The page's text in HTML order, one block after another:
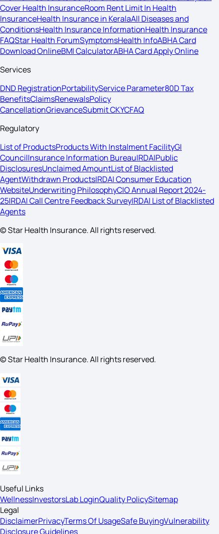
Cover Health InsuranceRoom Rent Limit In Health
InsuranceHealth Insurance in KeralaAll Diseases and
ConditionsHealth Insurance InformationHealth Insurance
FAQStar Health ForumSymptomsHealth InfoABHA Card
Download OnlineBMI CalculatorABHA Card Apply Online
Services
DND RegistrationPortabilityService Parameter80D Tax
BenefitsClaimsRenewalsPolicy
CancellationGrievanceSubmit CKYCFAQ
Regulatory
List of ProductsProducts With Instalment FacilityGI
CouncilInsurance Information BureauIRDAIPublic
DisclosuresUnclaimed AmountList of Blacklisted
AgentWithdrawn ProductsIRDAI Consumer Education
WebsiteUnderwriting PhilosophyCIO Annual Report 2024-
25IRDAI Call Centre Feedback SurveyIRDAI List of Blacklisted
Agents
© Star Health Insurance. All rights reserved.
© Star Health Insurance. All rights reserved.
Useful Links
WellnessInvestorsLab LoginQuality PolicySitemap
Legal
DisclaimerPrivacyTerms Of UsageSafe BuyingVulnerability
Disclosure Guidelines